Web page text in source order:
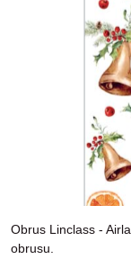
Obrus Linclass -
obrusu.